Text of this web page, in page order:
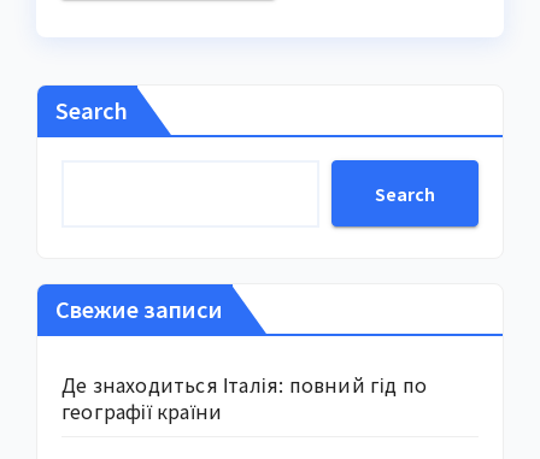
Search
Search
Свежие записи
Де знаходиться Італія: повний гід по
географії країни